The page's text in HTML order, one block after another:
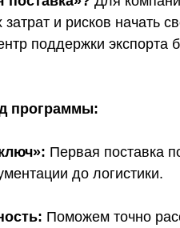
и рисков начать
поддержки экспорта
программы:
Первая поставка
до логистики.
Поможем точно